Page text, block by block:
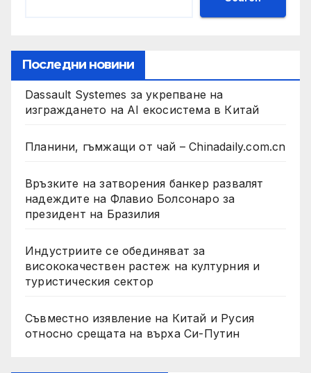
Последни новини
Dassault Systemes за укрепване на
изграждането на AI екосистема в Китай
Планини, гъмжащи от чай – Chinadaily.com.cn
Връзките на затворения банкер развалят
надеждите на Флавио Болсонаро за
президент на Бразилия
Индустриите се обединяват за
висококачествен растеж на културния и
туристическия сектор
Съвместно изявление на Китай и Русия
относно срещата на върха Си-Путин